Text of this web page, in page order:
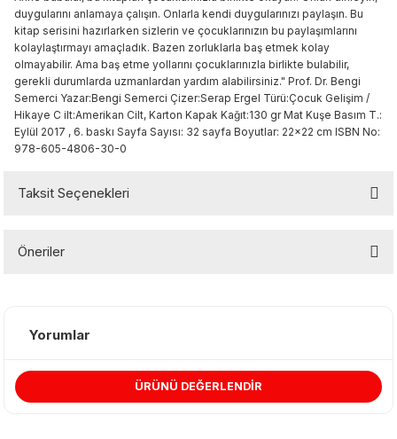
duygularını anlamaya çalışın. Onlarla kendi duygularınızı paylaşın. Bu
kitap serisini hazırlarken sizlerin ve çocuklarınızın bu paylaşımlarını
kolaylaştırmayı amaçladık. Bazen zorluklarla baş etmek kolay
olmayabilir. Ama baş etme yollarını çocuklarınızla birlikte bulabilir,
gerekli durumlarda uzmanlardan yardım alabilirsiniz." Prof. Dr. Bengi
Semerci Yazar:Bengi Semerci Çizer:Serap Ergel Türü:Çocuk Gelişim /
Hikaye C ilt:Amerikan Cilt, Karton Kapak Kağıt:130 gr Mat Kuşe Basım T.:
Eylül 2017 , 6. baskı Sayfa Sayısı: 32 sayfa Boyutlar: 22x22 cm ISBN No:
978-605-4806-30-0
Taksit Seçenekleri
Öneriler
Görüş ve önerileriniz için teşekkür ederiz.
Ürün resmi kalitesiz, bozuk veya görüntülenemiyor.
Yorumlar
ÜRÜNÜ DEĞERLENDİR